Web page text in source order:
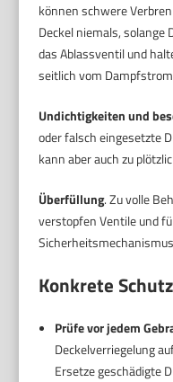
können schwere
Deckel niemals, solange
das Ablassventil und
seitlich vom
Undichtigkeiten und
oder falsch eingesetzte
kann aber auch zu
Überfüllung. Zu volle
verstopfen Ventile und
Konkrete
Prüfe vor jedem
Deckelverriegelung
Ersetze geschädigte